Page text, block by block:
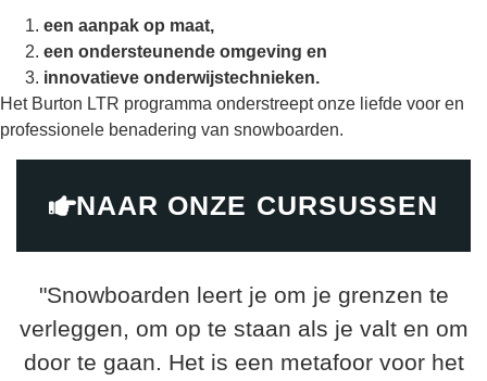
een aanpak op maat,
een ondersteunende omgeving en
innovatieve onderwijstechnieken.
Het Burton LTR programma onderstreept onze liefde voor en
professionele benadering van snowboarden.
NAAR ONZE CURSUSSEN
"Snowboarden leert je om je grenzen te
verleggen, om op te staan als je valt en om
door te gaan. Het is een metafoor voor het